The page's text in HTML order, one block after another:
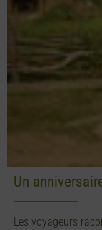
Un
Les voyageurs